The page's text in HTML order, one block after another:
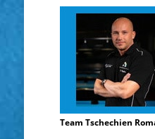
Team Tschechien